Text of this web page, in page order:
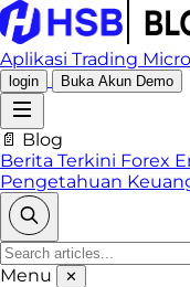
Aplikasi Trading
login Buka Akun Demo
📄 Blog
Berita Terkini Forex
Pengetahuan
Menu ✕